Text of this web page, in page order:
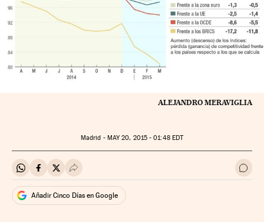
ALEJANDRO MERAVIGLIA
Madrid - MAY20, 2015 - 01:48EDT
Compartir en Whatsapp
Compartir en Facebook
Compartir en Twitter
Desplegar Redes Sociales Ir a
Añadir Cinco Días en Google